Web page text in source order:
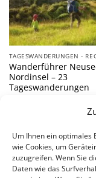
Um Ihnen ein optimales
wie Cookies, um
zuzugreifen. Wenn Sie
Daten wie das
TAGESWANDERUNGEN -
Wanderführer
Nordinsel – 23
Tageswanderungen